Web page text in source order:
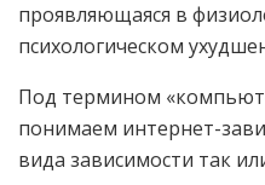
проявляющаяся в
психологическом
Под термином
понимаем интернет-
вида зависимости так